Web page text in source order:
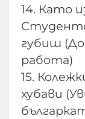
14. Като
губиш
работа)
15.
хубави